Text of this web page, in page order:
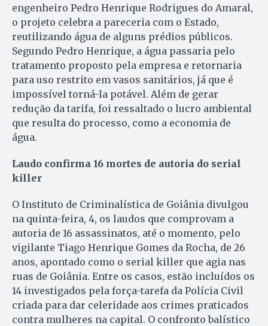
engenheiro Pedro Henrique Rodrigues do Amaral,
o projeto celebra a pareceria com o Estado,
reutilizando água de alguns prédios públicos.
Segundo Pedro Henrique, a água passaria pelo
tratamento proposto pela empresa e retornaria
para uso restrito em vasos sanitários, já que é
impossível torná-la potável. Além de gerar
redução da tarifa, foi ressaltado o lucro ambiental
que resulta do processo, como a economia de
água.
Laudo confirma 16 mortes de autoria do serial
killer
O Instituto de Criminalística de Goiânia divulgou
na quinta-feira, 4, os laudos que comprovam a
autoria de 16 assassinatos, até o momento, pelo
vigilante Tiago Henrique Gomes da Rocha, de 26
anos, apontado como o serial killer que agia nas
ruas de Goiânia. Entre os casos, estão incluídos os
14 investigados pela força-tarefa da Polícia Civil
criada para dar celeridade aos crimes praticados
contra mulheres na capital. O confronto balístico